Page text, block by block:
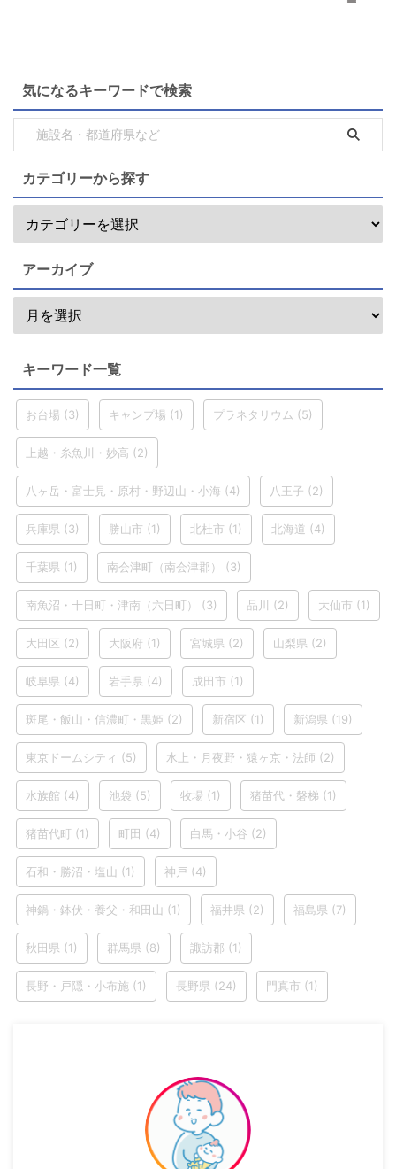
気になるキーワードで検索
カテゴリーから探す
アーカイブ
キーワード一覧
お台場 (3) キャンプ場 (1) プラネタリウム (5)
上越・糸魚川・妙高 (2)
八ヶ岳・富士見・原村・野辺山・小海 (4) 八王子 (2)
兵庫県 (3) 勝山市 (1) 北杜市 (1) 北海道 (4)
千葉県 (1) 南会津町（南会津郡） (3)
南魚沼・十日町・津南（六日町） (3) 品川 (2) 大仙市 (1)
大田区 (2) 大阪府 (1) 宮城県 (2) 山梨県 (2)
岐阜県 (4) 岩手県 (4) 成田市 (1)
斑尾・飯山・信濃町・黒姫 (2) 新宿区 (1) 新潟県 (19)
東京ドームシティ (5) 水上・月夜野・猿ヶ京・法師 (2)
水族館 (4) 池袋 (5) 牧場 (1) 猪苗代・磐梯 (1)
猪苗代町 (1) 町田 (4) 白馬・小谷 (2)
石和・勝沼・塩山 (1) 神戸 (4)
神鍋・鉢伏・養父・和田山 (1) 福井県 (2) 福島県 (7)
秋田県 (1) 群馬県 (8) 諏訪郡 (1)
長野・戸隠・小布施 (1) 長野県 (24) 門真市 (1)